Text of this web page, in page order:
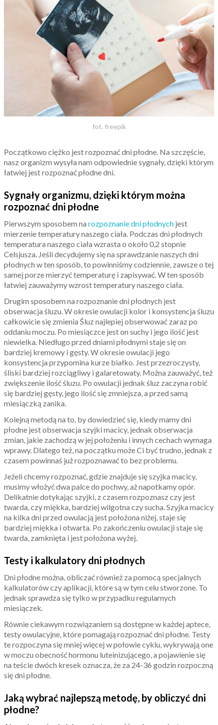
fot. freepik
Początkowo ciężko jest rozpoznać dni płodne. Na szczęście,
nasz organizm wysyła nam odpowiednie sygnały, dzięki którym
łatwiej jest rozpoznać płodne dni.
Sygnały organizmu, dzięki którym można
rozpoznać dni płodne
Pierwszym sposobem na rozpoznanie dni płodnych jest
mierzenie temperatury naszego ciała. Podczas dni płodnych
temperatura naszego ciała wzrasta o około 0,2 stopnie
Celsjusza. Jeśli decydujemy się na sprawdzanie naszych dni
płodnych w ten sposób, to powinniśmy codziennie, zawsze o tej
samej porze mierzyć temperaturę i zapisywać. W ten sposób
łatwiej zauważymy wzrost temperatury naszego ciała.
Drugim sposobem na rozpoznanie dni płodnych jest
obserwacja śluzu. W okresie owulacji kolor i konsystencja śluzu
całkowicie się zmienia Śluz najlepiej obserwować zaraz po
oddaniu moczu. Po miesiączce jest on suchy i jego ilość jest
niewielka. Niedługo przed dniami płodnymi staje się on
bardziej kremowy i gęsty. W okresie owulacji jego
konsystencja przypomina kurze białko. Jest przezroczysty,
śliski bardziej rozciągliwy i galaretowaty. Można zauważyć, też
zwiększenie ilość śluzu. Po owulacji jednak śluz zaczyna robić
się bardziej gęsty, jego ilość się zmniejsza, a przed samą
miesiączką zanika.
Kolejną metodą na to, by dowiedzieć się, kiedy mamy dni
płodne jest obserwacja szyjki macicy, jednak obserwacja
zmian, jakie zachodzą w jej położeniu i innych cechach wymaga
wprawy. Dlatego też, na początku może Ci być trudno, jednak z
czasem powinnaś już rozpoznawać to bez problemu.
Jeżeli chcemy rozpoznać, gdzie znajduje się szyjka macicy,
musimy włożyć dwa palce do pochwy, aż napotkamy opór.
Delikatnie dotykając szyjki, z czasem rozpoznasz czy jest
twarda, czy miękka, bardziej wilgotna czy sucha. Szyjka macicy
na kilka dni przed owulacją jest położona niżej, staje się
bardziej miękka i otwarta. Po zakończeniu owulacji staje się
twarda, zamknięta i jest położona wyżej.
Testy i kalkulatory dni płodnych
Dni płodne można, obliczać również za pomocą specjalnych
kalkulatorów czy aplikacji, które są w tym celu stworzone. To
jednak sprawdza się tylko w przypadku regularnych
miesiączek.
Równie ciekawym rozwiązaniem są dostępne w każdej aptece,
testy owulacyjne, które pomagają rozpoznać dni płodne. Testy
te rozpoczyna się mniej więcej w połowie cyklu, wykrywają one
w moczu obecność hormonu luteinizującego, a pojawienie się
na teście dwóch kresek oznacza, że za 24-36 godzin rozpoczną
się dni płodne.
Jaką wybrać najlepszą metodę, by obliczyć dni
płodne?